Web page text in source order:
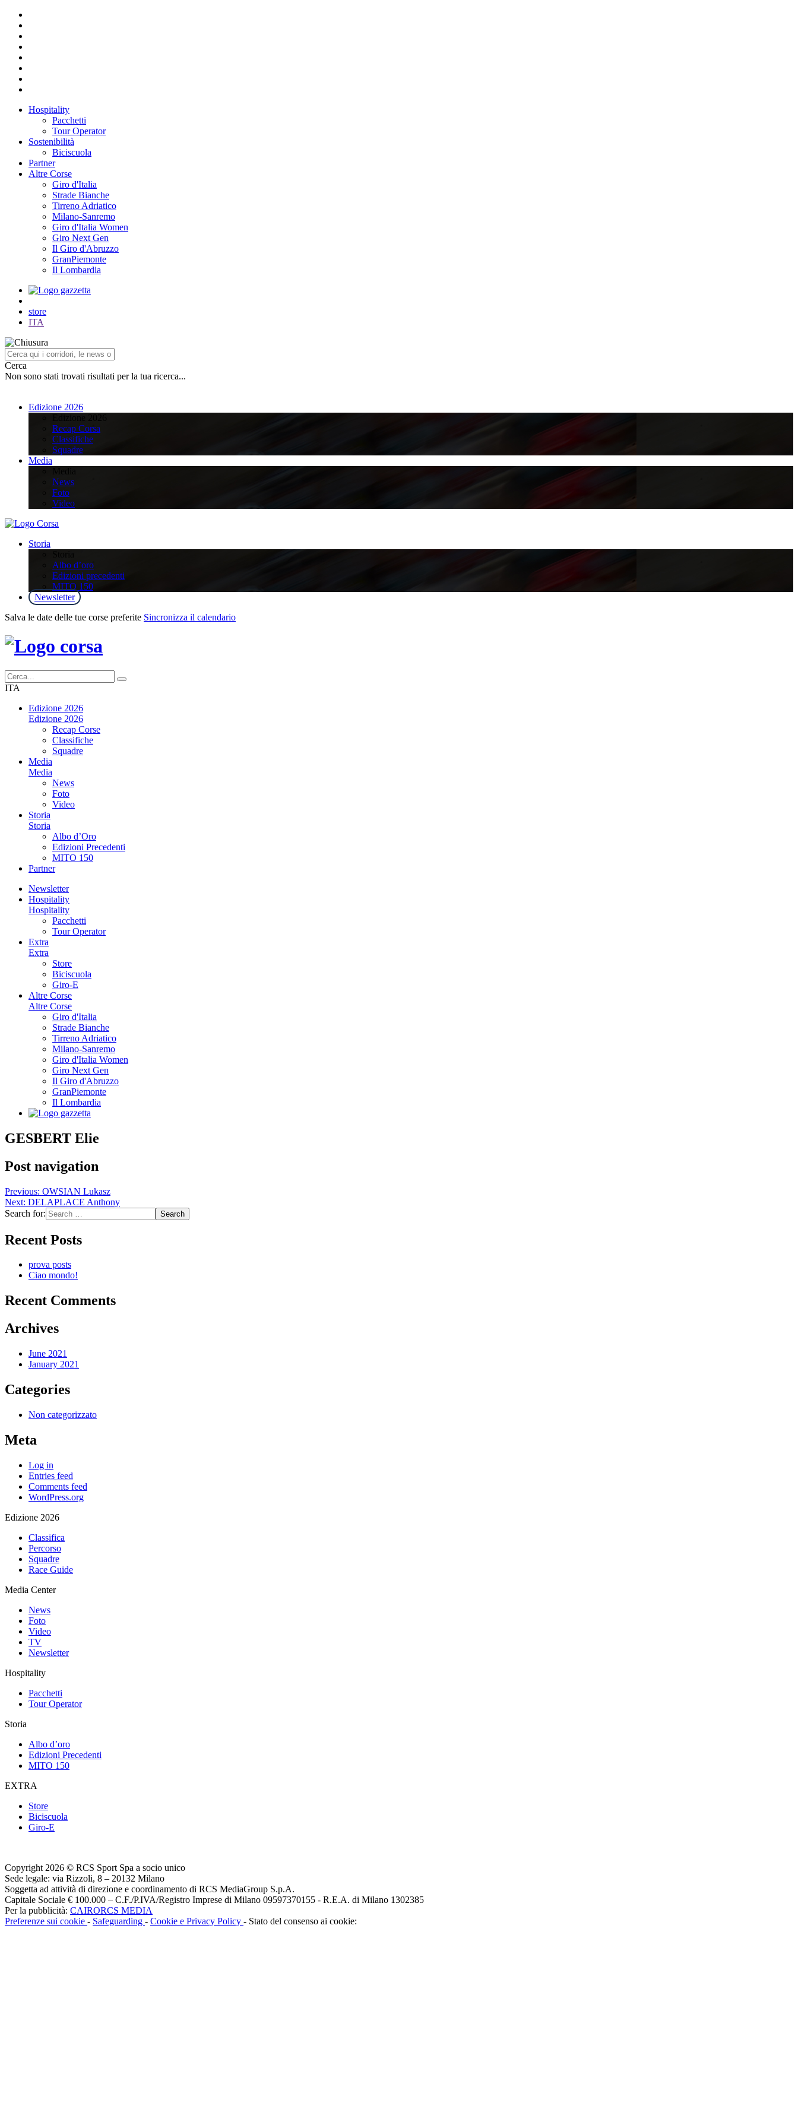
Hospitality
Pacchetti
Tour Operator
Sostenibilità
Biciscuola
Partner
Altre Corse
Giro d'Italia
Strade Bianche
Tirreno Adriatico
Milano-Sanremo
Giro d'Italia Women
Giro Next Gen
Il Giro d'Abruzzo
GranPiemonte
Il Lombardia
store
ITA
Cerca
Non sono stati trovati risultati per la tua ricerca...
Edizione 2026
Recap Corsa
Classifiche
Squadre
Media
News
Foto
Video
Storia
Albo d’oro
Edizioni precedenti
MITO 150
Newsletter
Salva le date delle tue corse preferite Sincronizza il calendario
ITA
Edizione 2026
Edizione 2026
Recap Corse
Classifiche
Squadre
Media
Media
News
Foto
Video
Storia
Storia
Albo d’Oro
Edizioni Precedenti
MITO 150
Partner
Newsletter
Hospitality
Hospitality
Pacchetti
Tour Operator
Extra
Extra
Store
Biciscuola
Giro-E
Altre Corse
Altre Corse
Giro d'Italia
Strade Bianche
Tirreno Adriatico
Milano-Sanremo
Giro d'Italia Women
Giro Next Gen
Il Giro d'Abruzzo
GranPiemonte
Il Lombardia
GESBERT Elie
Post navigation
Previous: OWSIAN Lukasz
Next: DELAPLACE Anthony
Search for:
Recent Posts
prova posts
Ciao mondo!
Recent Comments
Archives
June 2021
January 2021
Categories
Non categorizzato
Meta
Log in
Entries feed
Comments feed
WordPress.org
Edizione 2026
Classifica
Percorso
Squadre
Race Guide
Media Center
News
Foto
Video
TV
Newsletter
Hospitality
Pacchetti
Tour Operator
Storia
Albo d’oro
Edizioni Precedenti
MITO 150
EXTRA
Store
Biciscuola
Giro-E
Copyright 2026 © RCS Sport Spa a socio unico
Sede legale: via Rizzoli, 8 – 20132 Milano
Soggetta ad attività di direzione e coordinamento di RCS MediaGroup S.p.A.
Capitale Sociale € 100.000 – C.F./P.IVA/Registro Imprese di Milano 09597370155 - R.E.A. di Milano 1302385
Per la pubblicità: CAIRORCS MEDIA
Preferenze sui cookie - Safeguarding - Cookie e Privacy Policy - Stato del consenso ai cookie: